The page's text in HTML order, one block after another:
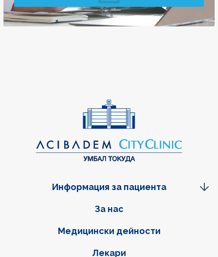
Фуутер навигация
За нас
Медицински дейности
Лекари
Информация за пациента